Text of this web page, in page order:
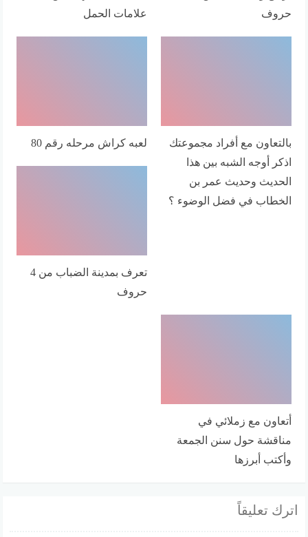
حروف
علامات الحمل
بالتعاون مع أفراد مجموعتك
اذكر أوجه الشبه بين هذا
الحديث وحديث عمر بن
الخطاب في فضل الوضوء ؟
لعبه كراش مرحله رقم 80
تعرف بمدينة الضباب من 4
حروف
أتعاون مع زملائي في
مناقشة حول سنن الجمعة
وأكتب أبرزها
اترك تعليقاً